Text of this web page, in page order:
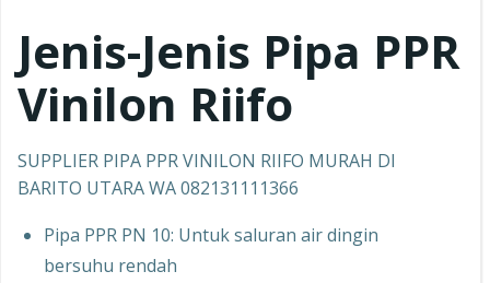
Jenis-Jenis Pipa PPR
Vinilon Riifo
SUPPLIER PIPA PPR VINILON RIIFO MURAH DI
BARITO UTARA WA 082131111366
Pipa PPR PN 10: Untuk saluran air dingin
bersuhu rendah